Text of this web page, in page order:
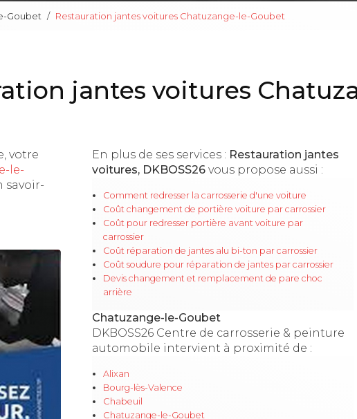
Goubet Restauration jantes voitures Chatuzange-le-Goubet
jantes voitures
votre
le-
savoir-
En plus de ses services : Restauration jantes
voitures, DKBOSS26vous propose aussi :
Comment redresser la carrosserie d'une voiture
Coût changement de portière voiture par carrossier
Coût pour redresser portière avant voiture par
carrossier
Coût réparation de jantes alu bi-ton par carrossier
Coût soudure pour réparation de jantes par carrossier
Devis changement et remplacement de pare choc
arrière
Chatuzange-le-Goubet
DKBOSS26 Centre de carrosserie & peinture
automobile intervient à proximité de :
Alixan
Bourg-lès-Valence
Chabeuil
Chatuzange-le-Goubet